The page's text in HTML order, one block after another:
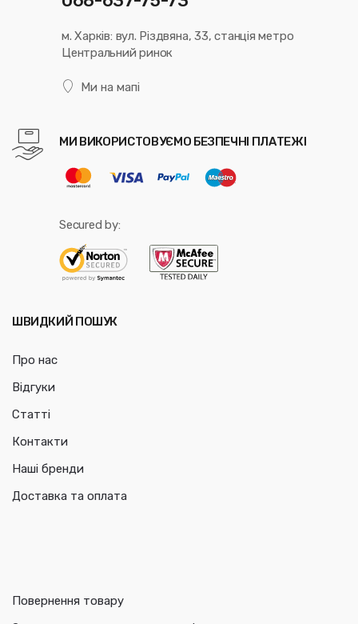
м. Харків: вул. Різдвяна, 33, станція метро
Центральний ринок
Ми на мапі
МИ ВИКОРИСТОВУЄМО БЕЗПЕЧНІ ПЛАТЕЖІ
Secured by:
ШВИДКИЙ ПОШУК
Про нас
Відгуки
Статті
Контакти
Наші бренди
Доставка та оплата
Повернення товару